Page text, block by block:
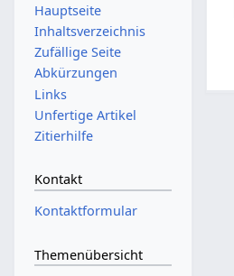
Hauptseite
Inhaltsverzeichnis
Zufällige Seite
Abkürzungen
Links
Unfertige Artikel
Zitierhilfe
Kontakt
Kontaktformular
Themenübersicht